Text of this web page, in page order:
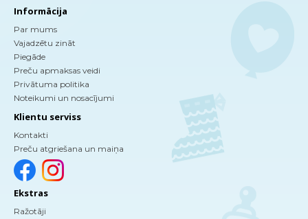
Informācija
Par mums
Vajadzētu zināt
Piegāde
Preču apmaksas veidi
Privātuma politika
Noteikumi un nosacījumi
Klientu serviss
Kontakti
Preču atgriešana un maiņa
Ekstras
Ražotāji